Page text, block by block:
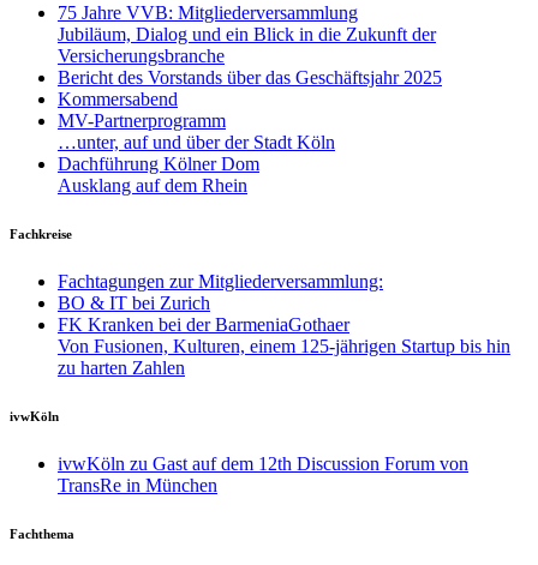
75 Jahre VVB: Mitgliederversammlung
Jubiläum, Dialog und ein Blick in die Zukunft der
Versicherungsbranche
Bericht des Vorstands über das Geschäftsjahr 2025
Kommersabend
MV-Partnerprogramm
…unter, auf und über der Stadt Köln
Dachführung Kölner Dom
Ausklang auf dem Rhein
Fachkreise
Fachtagungen zur Mitgliederversammlung:
BO & IT bei Zurich
FK Kranken bei der BarmeniaGothaer
Von Fusionen, Kulturen, einem 125-jährigen Startup bis hin
zu harten Zahlen
ivwKöln
ivwKöln zu Gast auf dem 12th Discussion Forum von
TransRe in München
Fachthema